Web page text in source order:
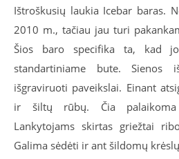
Ištroškusių laukia Icebar baras.
2010 m., tačiau jau turi
Šios baro specifika ta, kad
standartiniame bute.
išgraviruoti paveikslai. Einant
ir šiltų rūbų. Čia
Lankytojams skirtas griežtai
Galima sėdėti ir ant šildomų